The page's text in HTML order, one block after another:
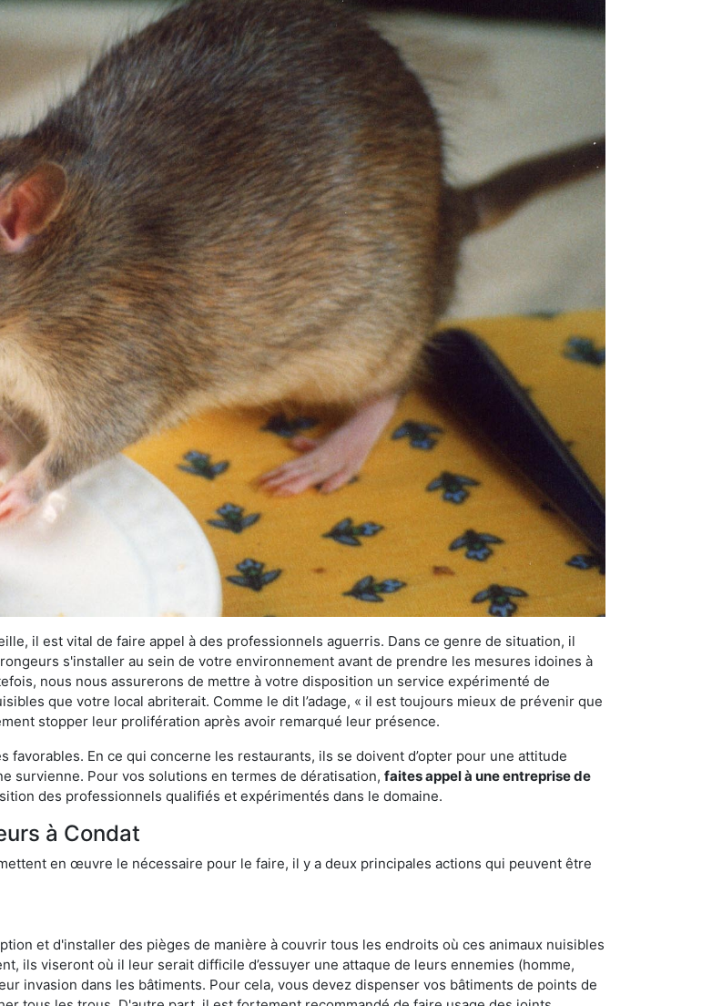
il est vital de faire appel à des professionnels aguerris. Dans ce genre de situation, il
s'installer au sein de votre environnement avant de prendre les mesures idoines à
nous nous assurerons de mettre à votre disposition un service expérimenté de
que votre local abriterait. Comme le dit l’adage, « il est toujours mieux de prévenir que
stopper leur prolifération après avoir remarqué leur présence.
En ce qui concerne les restaurants, ils se doivent d’opter pour une attitude
survienne. Pour vos solutions en termes de dératisation, faites appel à une entreprise de
des professionnels qualifiés et expérimentés dans le domaine.
à Condat
en œuvre le nécessaire pour le faire, il y a deux principales actions qui peuvent être
et d'installer des pièges de manière à couvrir tous les endroits où ces animaux nuisibles
ils viseront où il leur serait difficile d’essuyer une attaque de leurs ennemies (homme,
invasion dans les bâtiments. Pour cela, vous devez dispenser vos bâtiments de points de